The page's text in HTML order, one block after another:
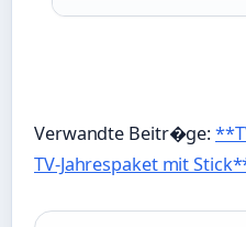
Verwandte Beitr�ge:
TV-Jahrespaket mit